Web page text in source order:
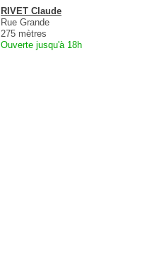
RIVET Claude
Rue Grande
275 mètres
Ouverte jusqu'à 18h